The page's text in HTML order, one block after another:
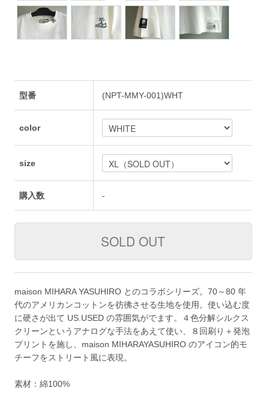
型番 (NPT-MMY-001)WHT
color
size
購入数 -
maison MIHARA YASUHIRO とのコラボシリーズ。70～80 年
代のアメリカンコットンを彷彿させる生地を使用。使い込む度
に硬さが出て US.USED の雰囲気がでます。４色分解シルクス
クリーンというアナログな手法をあえて使い、８回刷り＋発泡
プリントを施し、maison MIHARAYASUHIRO のアイコン的モ
チーフをストリート風に表現。
素材：綿100%